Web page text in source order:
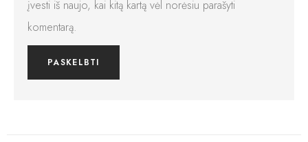
įvesti iš naujo, kai kitą kartą vėl norėsiu parašyti
komentarą.